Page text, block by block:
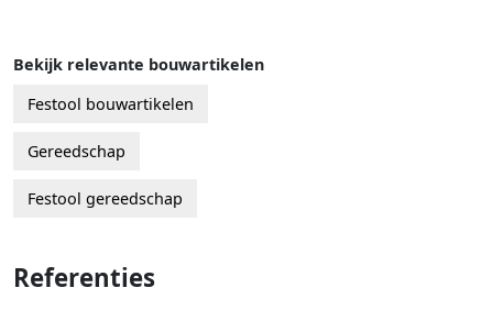
Bekijk relevante bouwartikelen
Festool bouwartikelen
Gereedschap
Festool gereedschap
Referenties